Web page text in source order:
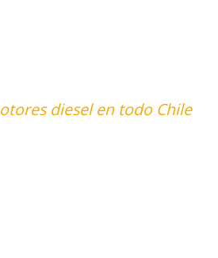
diesel en todo Chile